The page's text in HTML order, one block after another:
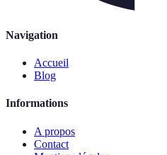
Navigation
Accueil
Blog
Informations
A propos
Contact